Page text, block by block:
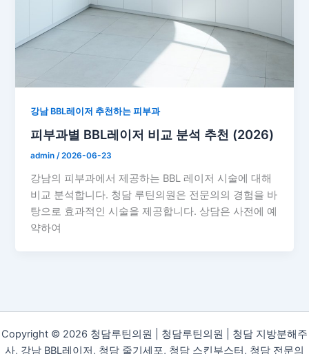
강남 BBL레이저 추천하는 피부과
피부과별 BBL레이저 비교 분석 추천 (2026)
admin/2026-06-23
강남의 피부과에서 제공하는 BBL 레이저 시술에 대해
비교 분석합니다. 청담 루틴의원은 전문의의 경험을 바
탕으로 효과적인 시술을 제공합니다. 상담은 사전에 예
약하여
Copyright © 2026 청담루틴의원 | 청담루틴의원 | 청담 지방분해주
사, 강남 BBL레이저, 청담 줄기세포, 청담 스킨부스터, 청담 전문의